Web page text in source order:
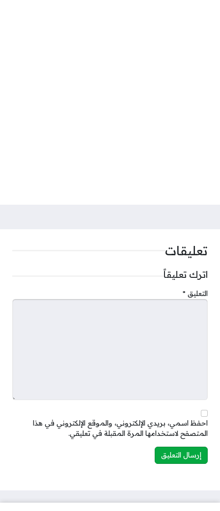
تعليقات
اترك تعليقاً
التعليق *
احفظ اسمي، بريدي الإلكتروني، والموقع الإلكتروني في هذا
المتصفح لاستخدامها المرة المقبلة في تعليقي.